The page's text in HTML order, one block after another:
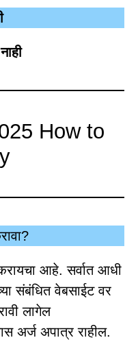
How to
आहे. सर्वात आधी
संबंधित वेबसाईट वर
लागेल
अर्ज अपात्र राहील.